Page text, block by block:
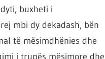
buxheti i
mbi dy dekadash, bën
të mësimdhënies dhe
i trupës mësimore dhe